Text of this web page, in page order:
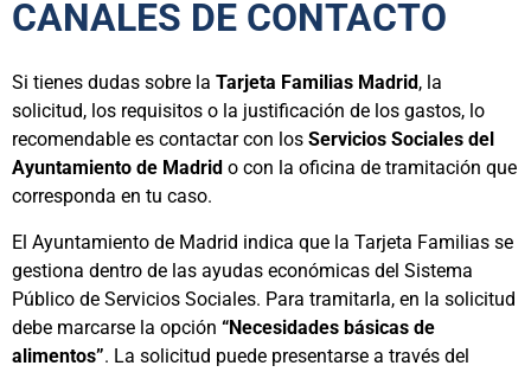
CANALES DE CONTACTO
Si tienes dudas sobre la Tarjeta Familias Madrid, la
solicitud, los requisitos o la justificación de los gastos, lo
recomendable es contactar con los Servicios Sociales del
Ayuntamiento de Madrid o con la oficina de tramitación que
corresponda en tu caso.
El Ayuntamiento de Madrid indica que la Tarjeta Familias se
gestiona dentro de las ayudas económicas del Sistema
Público de Servicios Sociales. Para tramitarla, en la solicitud
debe marcarse la opción “Necesidades básicas de
alimentos”. La solicitud puede presentarse a través del